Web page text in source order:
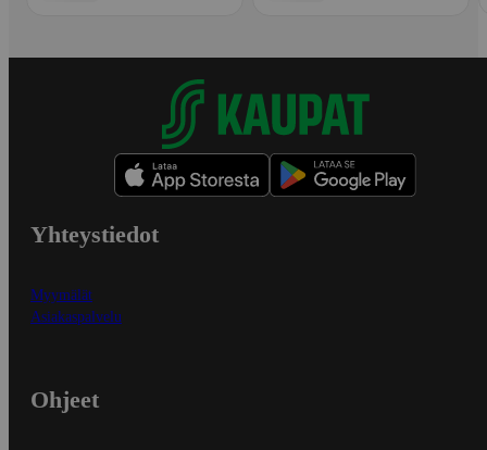
Yhteystiedot
Myymälät
Asiakaspalvelu
Ohjeet